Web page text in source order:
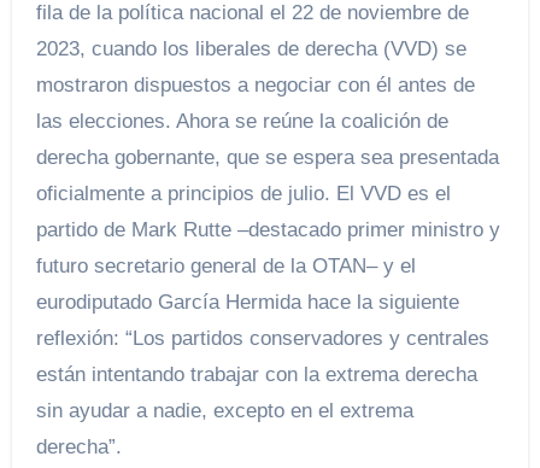
fila de la política nacional el 22 de noviembre de
2023, cuando los liberales de derecha (VVD) se
mostraron dispuestos a negociar con él antes de
las elecciones. Ahora se reúne la coalición de
derecha gobernante, que se espera sea presentada
oficialmente a principios de julio. El VVD es el
partido de Mark Rutte –destacado primer ministro y
futuro secretario general de la OTAN– y el
eurodiputado García Hermida hace la siguiente
reflexión: “Los partidos conservadores y centrales
están intentando trabajar con la extrema derecha
sin ayudar a nadie, excepto en el extrema
derecha”.